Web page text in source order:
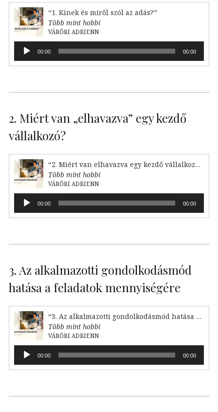
“1. Kinek és miről szól az adás?”
Több mint hobbi
VÁRŐRI ADRIENN
Audió
lejátszó00:00 00:00
2. Miért van „elhavazva” egy kezdő
vállalkozó?
“2. Miért van elhavazva egy kezdő vállalkozó?”
Több mint hobbi
VÁRŐRI ADRIENN
Audió
lejátszó00:00 00:00
3. Az alkalmazotti gondolkodásmód
hatása a feladatok mennyiségére
“3. Az alkalmazotti gondolkodásmód hatása a feladataink mennyiségére”
Több mint hobbi
VÁRŐRI ADRIENN
Audió
lejátszó00:00 00:00